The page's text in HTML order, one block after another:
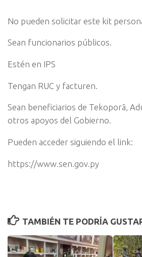
No pueden solicitar este kit
Sean funcionarios públicos.
Estén en IPS
Tengan RUC y facturen.
Sean beneficiarios de Tekoporã,
otros apoyos del Gobierno.
Pueden acceder siguiendo el link:
https://www.sen.gov.py
TAMBIÉN TE PODRÍA